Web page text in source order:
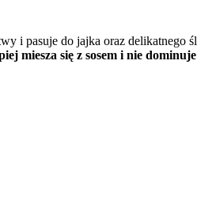
i pasuje do jajka oraz delikatnego
miesza się z sosem i nie dominuje